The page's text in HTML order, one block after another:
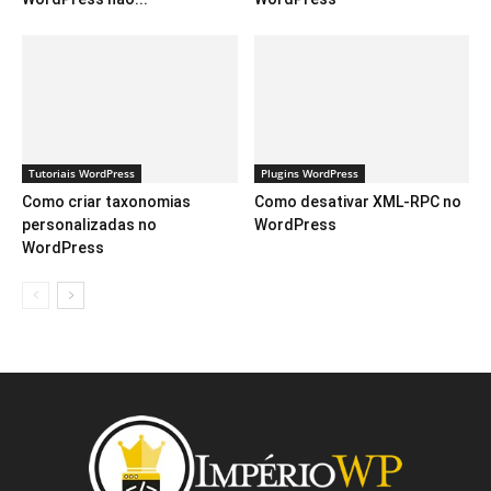
Tutoriais WordPress
Como criar taxonomias
personalizadas no
WordPress
Plugins WordPress
Como desativar XML-RPC no
WordPress